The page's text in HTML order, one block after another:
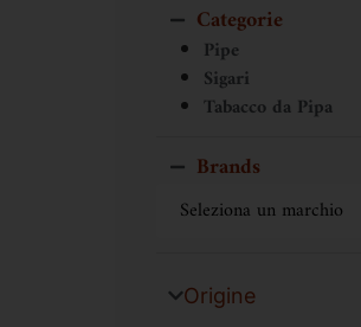
Categorie
Pipe
Sigari
Tabacco da Pipa
Brands
Origine